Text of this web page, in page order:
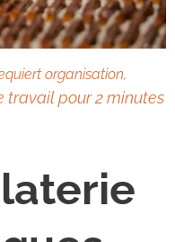
organisation,
travail pour 2 minutes